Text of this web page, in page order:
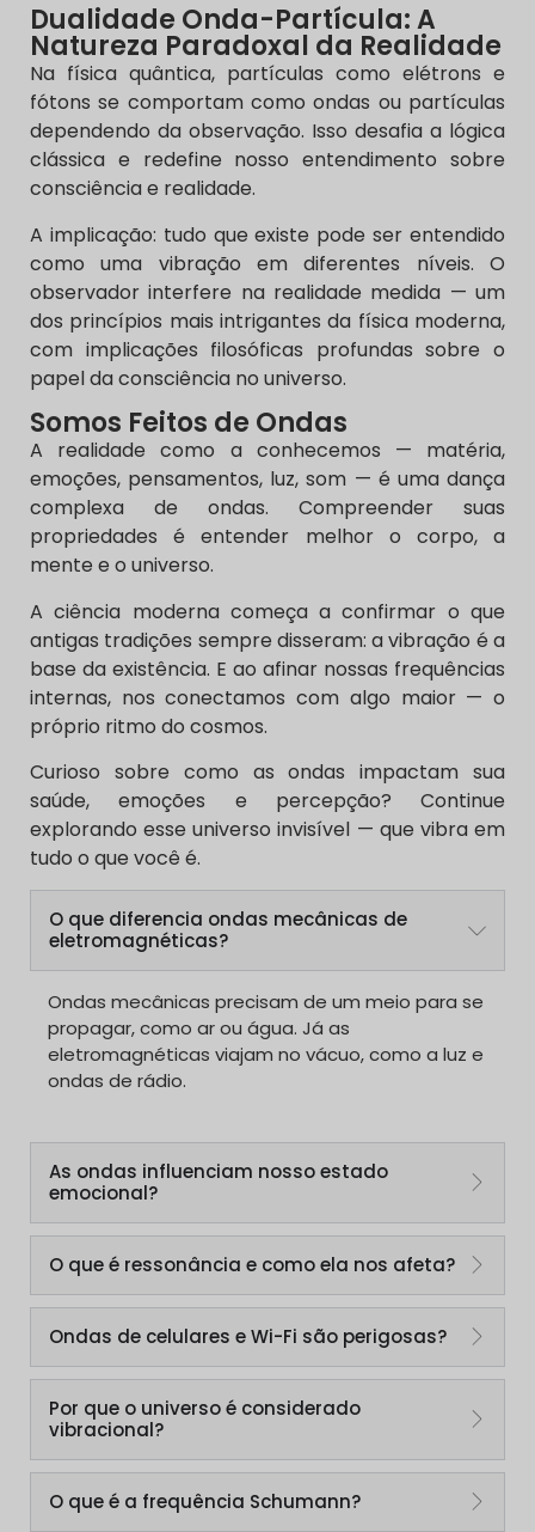
Dualidade Onda-Partícula: A
Natureza Paradoxal da Realidade
Na física quântica, partículas como elétrons e
fótons se comportam como ondas ou partículas
dependendo da observação. Isso desafia a lógica
clássica e redefine nosso entendimento sobre
consciência e realidade.
A implicação: tudo que existe pode ser entendido
como uma vibração em diferentes níveis. O
observador interfere na realidade medida — um
dos princípios mais intrigantes da física moderna,
com implicações filosóficas profundas sobre o
papel da consciência no universo.
Somos Feitos de Ondas
A realidade como a conhecemos — matéria,
emoções, pensamentos, luz, som — é uma dança
complexa de ondas. Compreender suas
propriedades é entender melhor o corpo, a
mente e o universo.
A ciência moderna começa a confirmar o que
antigas tradições sempre disseram: a vibração é a
base da existência. E ao afinar nossas frequências
internas, nos conectamos com algo maior — o
próprio ritmo do cosmos.
Curioso sobre como as ondas impactam sua
saúde, emoções e percepção? Continue
explorando esse universo invisível — que vibra em
tudo o que você é.
O que diferencia ondas mecânicas de
eletromagnéticas?
Ondas mecânicas precisam de um meio para se
propagar, como ar ou água. Já as
eletromagnéticas viajam no vácuo, como a luz e
ondas de rádio.
As ondas influenciam nosso estado
emocional?
O que é ressonância e como ela nos afeta?
Ondas de celulares e Wi-Fi são perigosas?
Por que o universo é considerado
vibracional?
O que é a frequência Schumann?